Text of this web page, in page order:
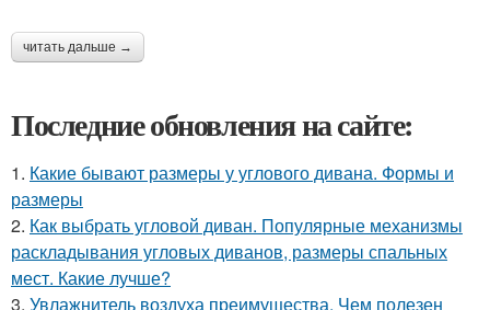
читать дальше →
Последние обновления на сайте:
1. Какие бывают размеры у углового дивана. Формы и
размеры
2. Как выбрать угловой диван. Популярные механизмы
раскладывания угловых диванов, размеры спальных
мест. Какие лучше?
3. Увлажнитель воздуха преимущества. Чем полезен